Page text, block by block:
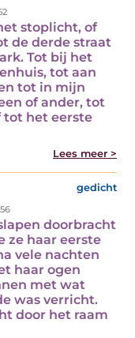
stoplicht, of
de derde straat
Tot bij het
tot aan
tot in mijn
of ander, tot
tot het eerste
Lees meer >
gedicht
doorbracht
ze haar eerste
vele nachten
haar ogen
met wat
was verricht.
door het raam